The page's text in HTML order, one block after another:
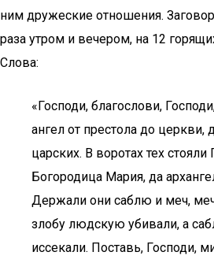
ним дружеские отношения.
раза утром и вечером, на 12
Слова:
«Господи, благослови,
ангел от престола до церкви,
царских. В воротах тех стояли
Богородица Мария, да
Держали они саблю и меч,
злобу людскую убивали, а
иссекали. Поставь, Господи,